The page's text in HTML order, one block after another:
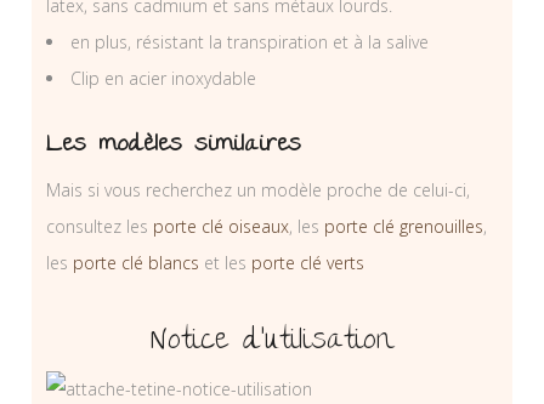
latex, sans cadmium et sans métaux lourds.
en plus, résistant la transpiration et à la salive
Clip en acier inoxydable
Les modèles similaires
Mais si vous recherchez un modèle proche de celui-ci,
consultez les porte clé oiseaux, les porte clé grenouilles,
les porte clé blancs et les porte clé verts
Notice d’utilisation